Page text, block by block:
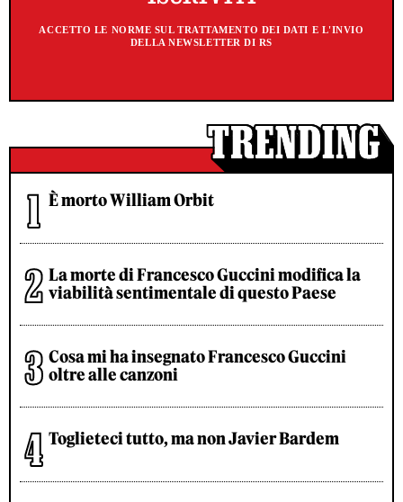
ACCETTO LE NORME SUL TRATTAMENTO DEI DATI E L'INVIO
DELLA NEWSLETTER DI RS
È morto William Orbit
La morte di Francesco Guccini modifica la
viabilità sentimentale di questo Paese
Cosa mi ha insegnato Francesco Guccini
oltre alle canzoni
Toglieteci tutto, ma non Javier Bardem